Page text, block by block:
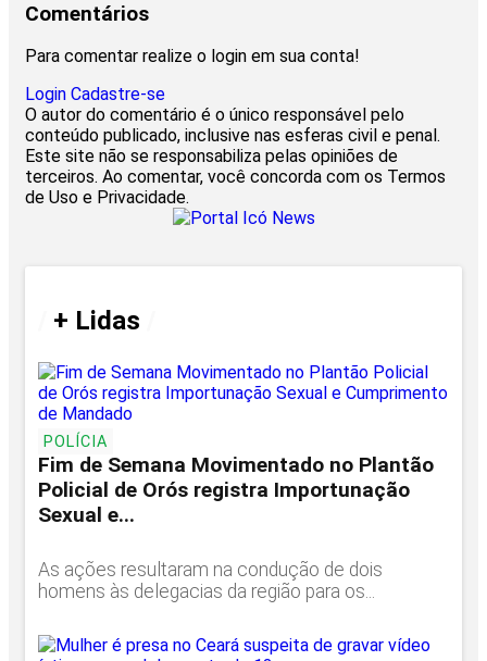
Comentários
Para comentar realize o login em sua conta!
Login Cadastre-se
O autor do comentário é o único responsável pelo
conteúdo publicado, inclusive nas esferas civil e penal.
Este site não se responsabiliza pelas opiniões de
terceiros. Ao comentar, você concorda com os Termos
de Uso e Privacidade.
+ Lidas
POLÍCIA
Fim de Semana Movimentado no Plantão
Policial de Orós registra Importunação
Sexual e...
As ações resultaram na condução de dois
homens às delegacias da região para os...